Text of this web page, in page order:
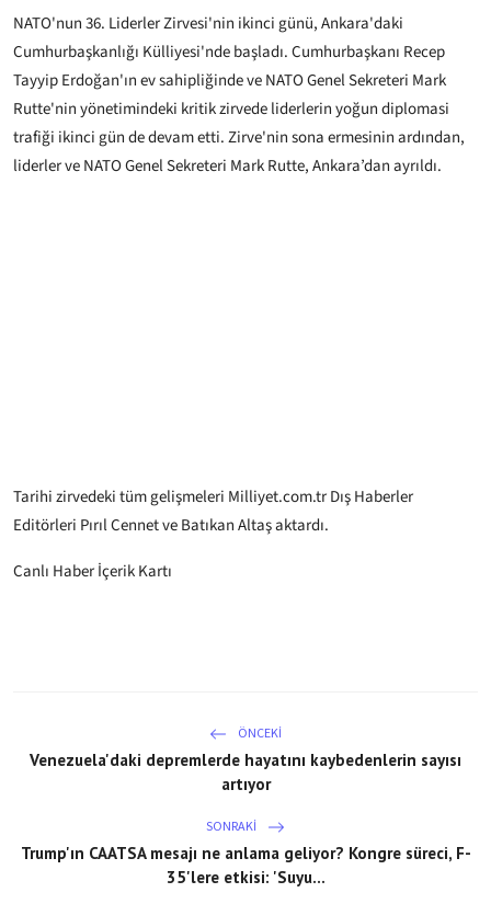
NATO'nun 36. Liderler Zirvesi'nin ikinci günü, Ankara'daki
Cumhurbaşkanlığı Külliyesi'nde başladı. Cumhurbaşkanı Recep
Tayyip Erdoğan'ın ev sahipliğinde ve NATO Genel Sekreteri Mark
Rutte'nin yönetimindeki kritik zirvede liderlerin yoğun diplomasi
trafiği ikinci gün de devam etti. Zirve'nin sona ermesinin ardından,
liderler ve NATO Genel Sekreteri Mark Rutte, Ankara’dan ayrıldı.
Tarihi zirvedeki tüm gelişmeleri Milliyet.com.tr Dış Haberler
Editörleri Pırıl Cennet ve Batıkan Altaş aktardı.
Canlı Haber İçerik Kartı
ÖNCEKI
Venezuela'daki depremlerde hayatını kaybedenlerin sayısı
artıyor
SONRAKI
Trump'ın CAATSA mesajı ne anlama geliyor? Kongre süreci, F-
35'lere etkisi: 'Suyu...